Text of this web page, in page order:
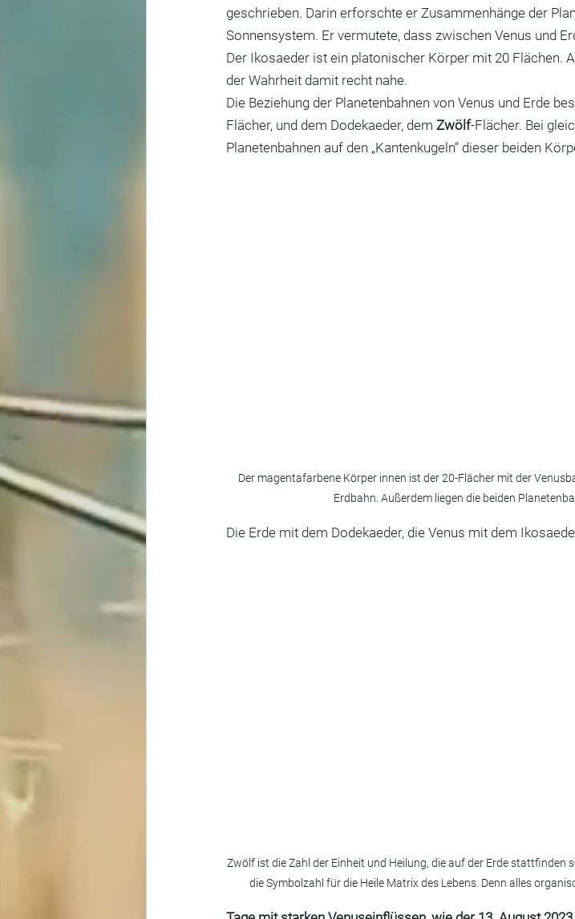
geschrieben. Darin erforschte er Zusammenhänge der
Sonnensystem. Er vermutete, dass zwischen Venus und
Der Ikosaeder ist ein platonischer Körper mit 20 Flächen.
der Wahrheit damit recht nahe.
Die Beziehung der Planetenbahnen von Venus und Erde
Flächer, und dem Dodekaeder, dem Zwölf-Flächer. Bei
Planetenbahnen auf den „Kantenkugeln“ dieser beiden
Der magentafarbene Körper innen ist der 20-Flächer mit der
Erdbahn. Außerdem liegen die beiden
Die Erde mit dem Dodekaeder, die Venus mit dem
Zwölf ist die Zahl der Einheit und Heilung, die auf der Erde stattfinden
die Symbolzahl für die Heile Matrix des Lebens. Denn alles